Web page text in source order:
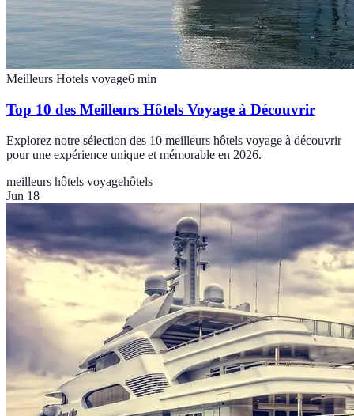
Meilleurs Hotels voyage6 min
Top 10 des Meilleurs Hôtels Voyage à Découvrir
Explorez notre sélection des 10 meilleurs hôtels voyage à découvrir
pour une expérience unique et mémorable en 2026.
meilleurs hôtels voyagehôtels
Jun 18